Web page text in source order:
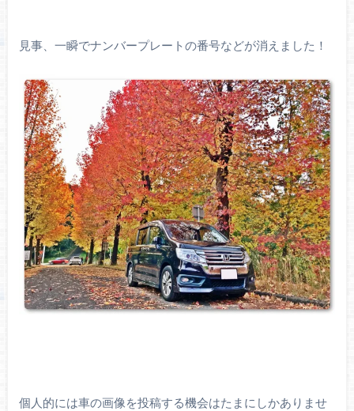
見事、一瞬でナンバープレートの番号などが消えました！
個人的には車の画像を投稿する機会はたまにしかありませ